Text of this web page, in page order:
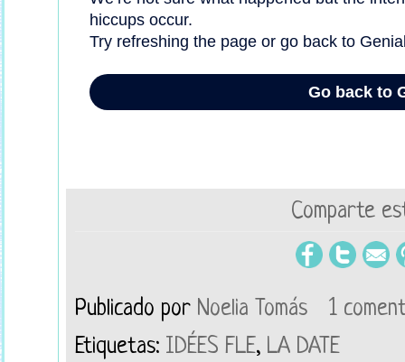
Comparte
Publicado por Noelia Tomás
1
Etiquetas: IDÉES FLE, LA DATE